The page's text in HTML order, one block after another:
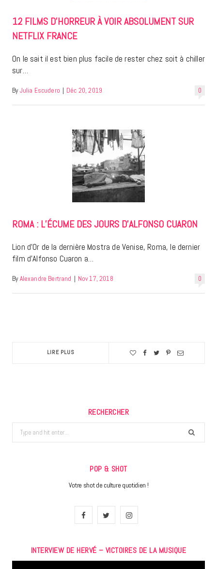
12 FILMS D’HORREUR À VOIR ABSOLUMENT SUR
NETFLIX FRANCE
On le sait il est bien plus facile de rester chez soit à chiller
sur…
0
By Julia Escudero | Déc 20, 2019
ROMA : L’ÉCUME DES JOURS D’ALFONSO CUARON
Lion d’Or de la dernière Mostra de Venise, Roma, le dernier
film d’Alfonso Cuaron a…
0
By Alexandre Bertrand | Nov 17, 2018
LIRE PLUS
RECHERCHER
Search
for:
POP & SHOT
Votre shot de culture quotidien !
F
c
i
I
s
INTERVIEW DE HERVÉ – VICTOIRES DE LA MUSIQUE